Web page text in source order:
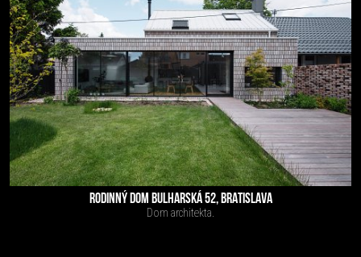
RODINNÝ DOM BULHARSKÁ 52, BRATISLAVA
Dom architekta.